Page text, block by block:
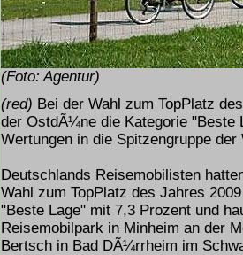
(Foto: Agentur)
(red) Bei der Wahl zum TopPlatz
der OstdÃ¼ne die Kategorie "Beste
Wertungen in die Spitzengruppe
Deutschlands Reisemobilisten
Wahl zum TopPlatz des Jahres
"Beste Lage" mit 7,3 Prozent und
Reisemobilpark in Minheim an der
Bertsch in Bad DÃ¼rrheim im